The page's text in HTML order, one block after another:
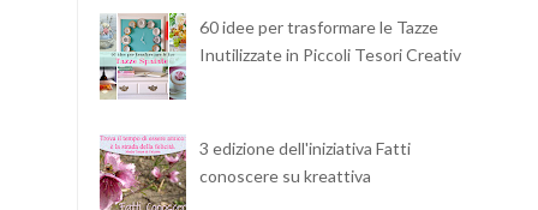
60 idee per trasformare le Tazze
Inutilizzate in Piccoli Tesori Creativi
3 edizione dell'iniziativa Fatti
conoscere su kreattiva